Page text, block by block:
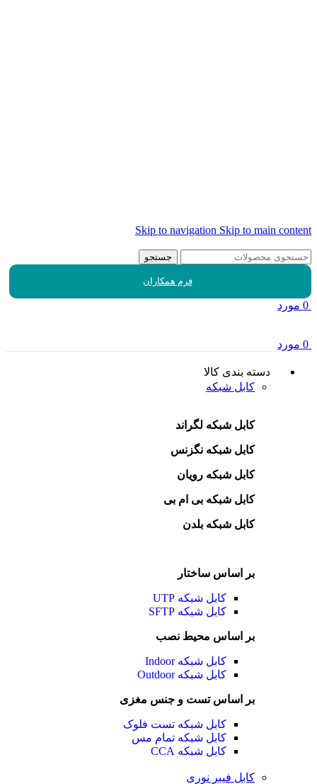
Skip to navigation Skip to main content
جستجو
فرم همکاران
0 مورد
0 مورد
دسته بندی کالا
کابل شبکه
کابل شبکه لگراند
کابل شبکه نگزنس
کابل شبکه رویان
کابل شبکه بی ام بی
کابل شبکه بلدن
بر اساس ساختار
کابل شبکه UTP
کابل شبکه SFTP
بر اساس محیط نصب
کابل شبکه Indoor
کابل شبکه Outdoor
بر اساس تست و جنس مغزی
کابل شبکه تست فلوک
کابل شبکه تمام مس
کابل شبکه CCA
کابل فیبر نوری